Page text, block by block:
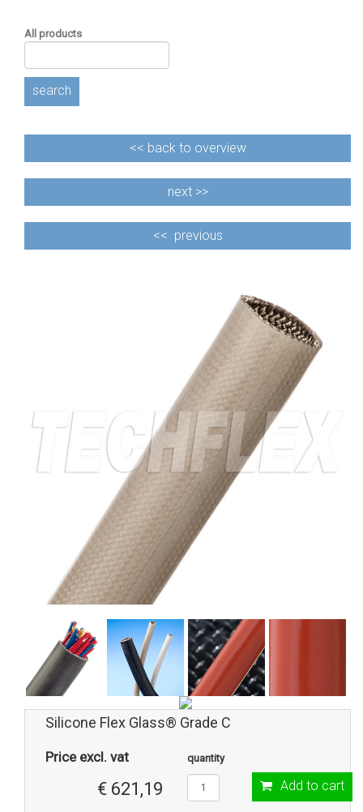
All products
search
<< back to overview
next >>
<< previous
Silicone Flex Glass® Grade C
Price excl. vat
€ 621,19
quantity
Add to cart